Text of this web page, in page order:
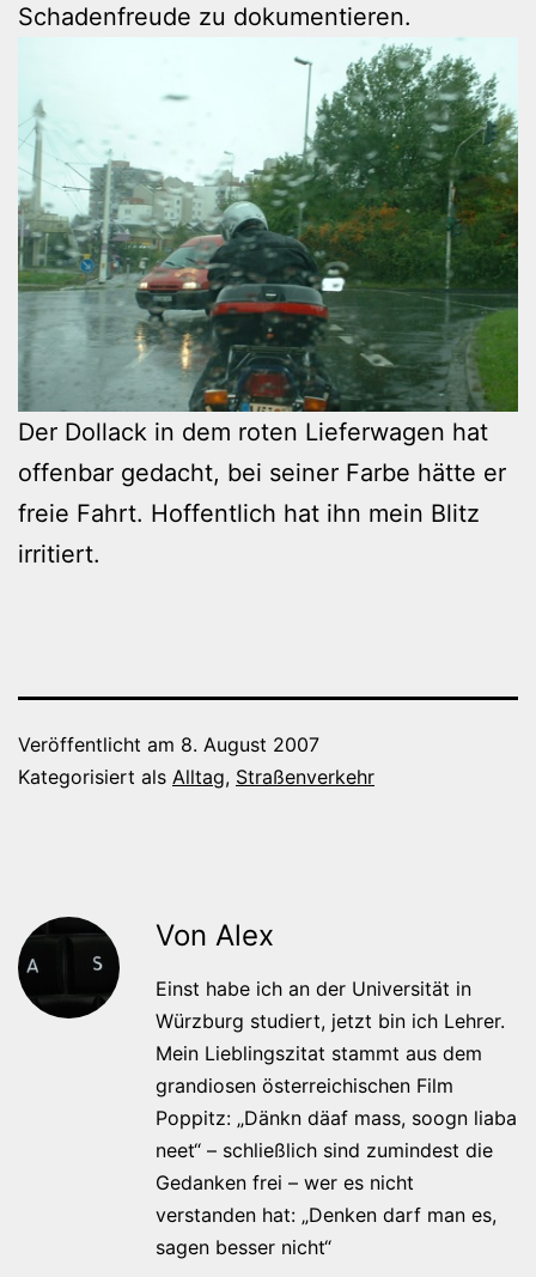
Schadenfreude zu dokumentieren.
Der Dollack in dem roten Lieferwagen hat
offenbar gedacht, bei seiner Farbe hätte er
freie Fahrt. Hoffentlich hat ihn mein Blitz
irritiert.
Veröffentlicht am 8. August 2007
Kategorisiert als Alltag, Straßenverkehr
Von Alex
Einst habe ich an der Universität in
Würzburg studiert, jetzt bin ich Lehrer.
Mein Lieblingszitat stammt aus dem
grandiosen österreichischen Film
Poppitz: „Dänkn däaf mass, soogn liaba
neet“ – schließlich sind zumindest die
Gedanken frei – wer es nicht
verstanden hat: „Denken darf man es,
sagen besser nicht“